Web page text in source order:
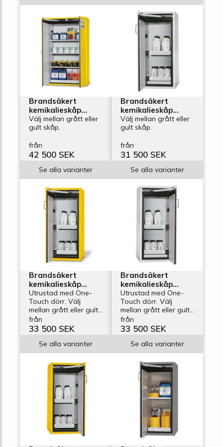
Brandsäkert
kemikalieskåp
Edition G-1201,
bredd 1200 mm, 3
Välj mellan grått eller
gult skåp.
från
42 500 SEK
Se alla varianter
Brandsäkert
kemikalieskåp
Edition G-600-2-FL,
bredd 600 mm, 2
vänsterhängd dörr
Välj mellan grått eller
gult skåp.
från
31 500 SEK
Se alla varianter
Brandsäkert
kemikalieskåp
Edition G-600-2-
FPL, bredd 600 mm,
2 utdragskar,
vänsterhängd dörr
Utrustad med One-
Touch dörr. Välj
mellan grått eller gult
skåp.
från
33 500 SEK
Se alla varianter
Brandsäkert
kemikalieskåp
Edition G-600-2-
FPR, bredd 600
mm, 2 utdragskar,
högerhängd dörr
Utrustad med One-
Touch dörr. Välj
mellan grått eller gult
från
33 500 SEK
Se alla varianter